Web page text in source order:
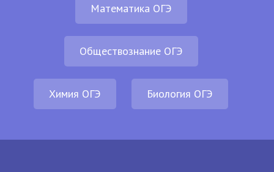
Математика ОГЭ
Обществознание ОГЭ
Химия ОГЭ Биология ОГЭ